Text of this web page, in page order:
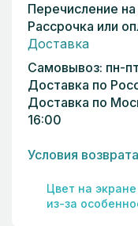
Перечисление
Рассрочка или
Доставка
Самовывоз: пн-
Доставка по
Доставка по
16:00
Условия возврата
Цвет на
из-за